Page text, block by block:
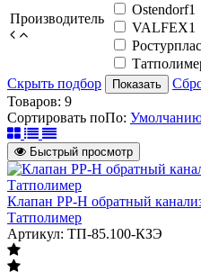
Производитель
Ostendorf1
VALFEX1
Скрыть подбор
Показать
Товаров: 9
Сортировать поПо:
Быстрый просмотр
Клапан PP-H обратный
Татполимер
Артикул: ТП-85.100-КЗЭ